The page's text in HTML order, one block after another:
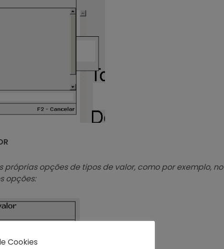
próprias opções de tipos de valor, como por exemplo, no
opções:
Cookies